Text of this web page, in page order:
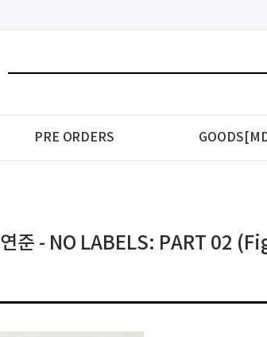
PRE ORDERS
연준 - NO LABELS: PART 02